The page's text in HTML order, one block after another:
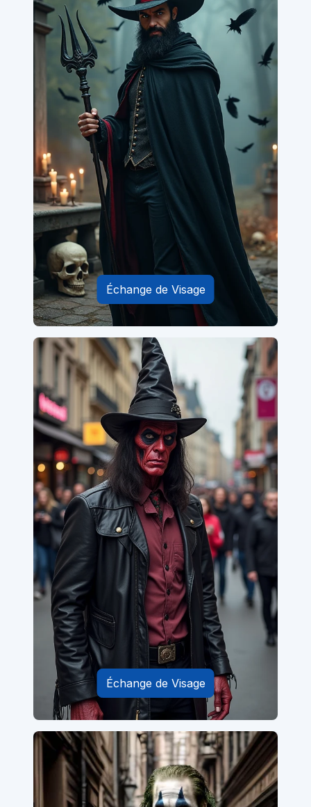
Échange de Visage
Échange de Visage